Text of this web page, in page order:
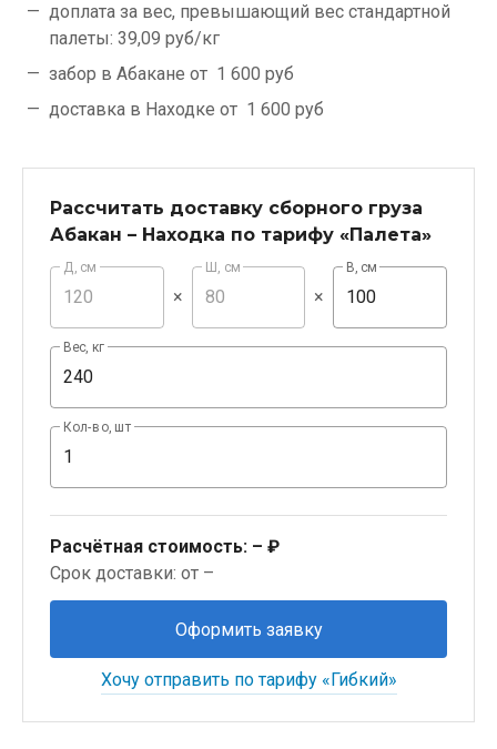
доплата за вес, превышающий вес стандартной
палеты: 39,09 руб/кг
забор в Абакане от 1 600 руб
доставка в Находке от 1 600 руб
Рассчитать доставку сборного груза
Абакан – Находка по тарифу «Палета»
Д, см
×
Ш, см
×
В, см
Вес, кг
Кол-во, шт
Расчётная стоимость: – ₽
Срок доставки: от –
Оформить заявку
Хочу отправить по тарифу «Гибкий»